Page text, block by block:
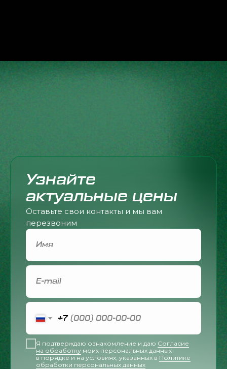
Узнайте
актуальные цены
Оставьте свои контакты и мы вам
перезвоним
+7
Я подтверждаю ознакомление и даю Согласие
на обработку моих персональных данных
в порядке и на условиях, указанных в Политике
обработки персональных данных